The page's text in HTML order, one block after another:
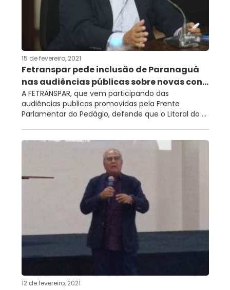
15 de fevereiro, 2021
Fetranspar pede inclusão de Paranaguá
nas audiências públicas sobre novas con...
A FETRANSPAR, que vem participando das
audiências publicas promovidas pela Frente
Parlamentar do Pedágio, defende que o Litoral do ...
12 de fevereiro, 2021